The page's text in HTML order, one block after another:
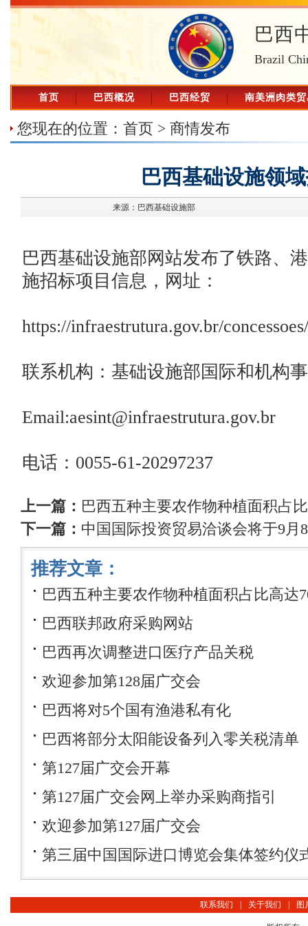
巴西
Brazil
首页 巴西概况 巴西经贸 南美洲肉类
您现在的位置： 首页 > 商情发布
巴西基础设施领
来源：巴西基础设施部
巴西基础设施部网站发布了铁路、
施招标项目信息，网址：
https://infraestrutura.gov.br/concessoes/
联系机构：基础设施部国际和机构
Email:aesint@infraestrutura.gov.br
电话：0055-61-20297237
上一篇： 巴西五种主要农作物种植面积占
下一篇： 中国国际投资贸易洽谈会将于9月
推荐文章：
巴西五种主要农作物种植面积占比高达
巴西联邦政府采购网站
巴西再次调整进口医疗产品关税
欢迎参加第128届广交会
巴西将对5个国有渔港私有化
巴西将部分太阳能设备列入零关税清单
第127届广交会开幕
第127届广交会网上举办采购商指引
欢迎参加第127届广交会
第三届中国国际进口博览会集体签约仪
联系我们 关于我们 图